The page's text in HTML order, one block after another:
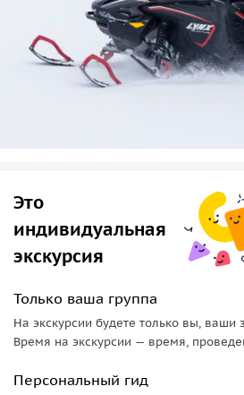
подчеркнет Вашу
для тех, кто катается в первый раз
детьми. Данный снегоход имеет
более 180 кг.
Это
индивидуальная
экскурсия
Только ваша группа
На экскурсии будете только вы,
Время на экскурсии — время,
Персональный гид